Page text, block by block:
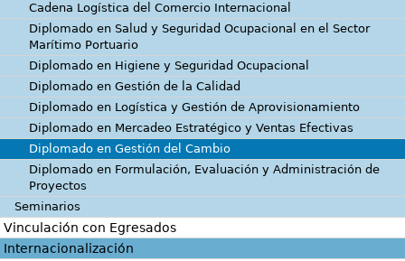
Cadena Logística del Comercio Internacional
Diplomado en Salud y Seguridad Ocupacional en el Sector
Marítimo Portuario
Diplomado en Higiene y Seguridad Ocupacional
Diplomado en Gestión de la Calidad
Diplomado en Logística y Gestión de Aprovisionamiento
Diplomado en Mercadeo Estratégico y Ventas Efectivas
Diplomado en Gestión del Cambio
Diplomado en Formulación, Evaluación y Administración de
Proyectos
Seminarios
Vinculación con Egresados
Internacionalización